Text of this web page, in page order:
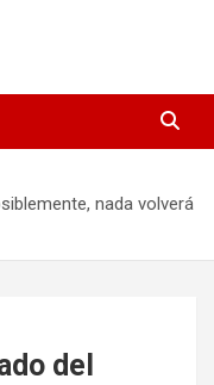
nada volverá
del